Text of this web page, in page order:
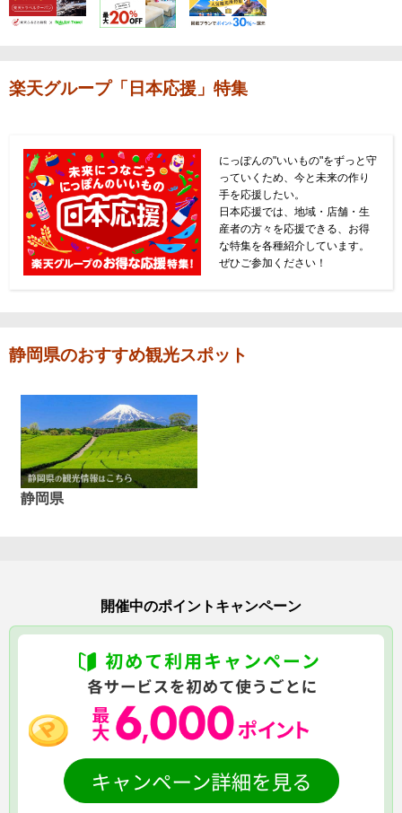
楽天グループ「日本応援」特集
にっぽんの"いいもの"をずっと守
っていくため、今と未来の作り
手を応援したい。
日本応援では、地域・店舗・生
産者の方々を応援できる、お得
な特集を各種紹介しています。
ぜひご参加ください！
静岡県のおすすめ観光スポット
静岡県
開催中のポイントキャンペーン